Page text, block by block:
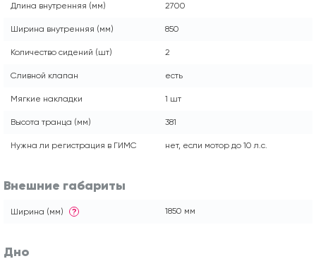
Длина внутренняя (мм) 2700
Ширина внутренняя (мм) 850
Количество сидений (шт) 2
Сливной клапан есть
Мягкие накладки 1 шт
Высота транца (мм) 381
Нужна ли регистрация в ГИМС нет, если мотор до 10 л.с.
Внешние габариты
Ширина (мм) ? 1850 мм
Дно